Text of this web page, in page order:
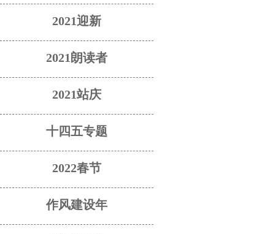
2021迎新
2021朗读者
2021站庆
十四五专题
2022春节
作风建设年